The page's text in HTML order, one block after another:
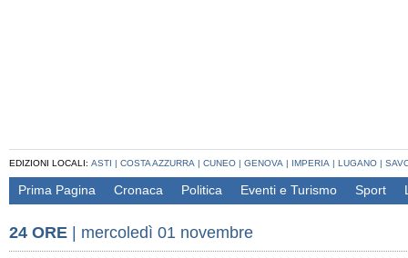
EDIZIONI LOCALI: ASTI | COSTA AZZURRA | CUNEO | GENOVA | IMPERIA | LUGANO |
Prima Pagina Cronaca Politica Eventi e Turismo Sport
24 ORE | mercoledì 01 novembre